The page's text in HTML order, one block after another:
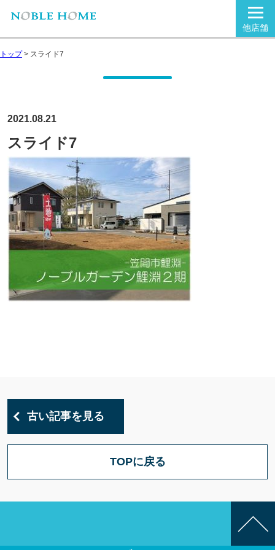
他店舗
トップ> スライド7
2021.08.21
スライド7
古い記事を見る
TOPに戻る